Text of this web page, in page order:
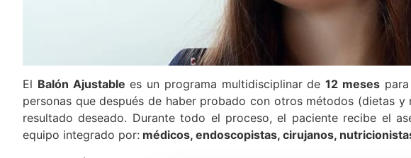
El Balón Ajustable es un programa multidisciplinar de12 mesespara
personas que después de haber probado con otros métodos (dietas y
resultado deseado. Durante todo el proceso, el paciente recibe el
equipo integrado por: médicos, endoscopistas, cirujanos,